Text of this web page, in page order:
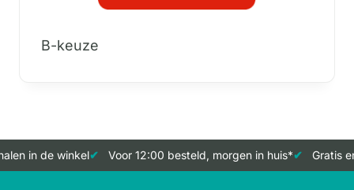
B-keuze
in de winkel Voor 12:00 besteld, morgen in huis* Gratis